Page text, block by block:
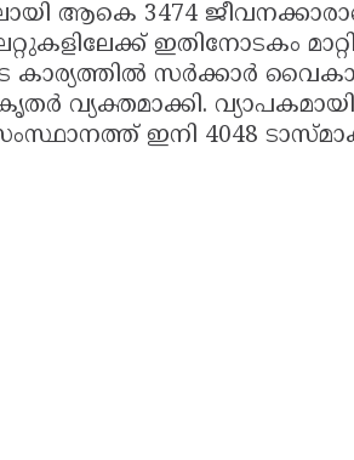
ആകെ 3474
ഇതിനോടകം മാറ്റി
കാര്യത്തിൽ സർക്കാർ
വ്യക്തമാക്കി.
ഇനി 4048